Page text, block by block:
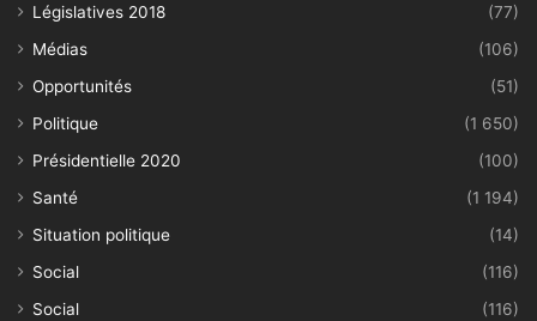
Législatives 2018
(77)
Médias
(106)
Opportunités
(51)
Politique
(1 650)
Présidentielle 2020
(100)
Santé
(1 194)
Situation politique
(14)
Social
(116)
Social
(116)